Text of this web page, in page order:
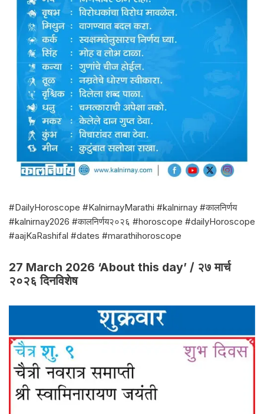
#DailyHoroscope #KalnirnayMarathi #kalnirnay #कालनिर्णय
#kalnirnay2026 #कालनिर्णय२०२६ #horoscope #dailyHoroscope
#aajKaRashifal #dates #marathihoroscope
27 March 2026 ‘About this day’ / २७ मार्च
२०२६ दिनविशेष